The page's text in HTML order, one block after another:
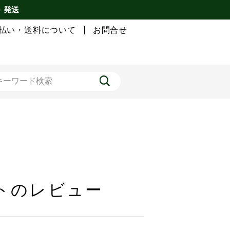
発送
い・送料について お問合せ
のレビュー